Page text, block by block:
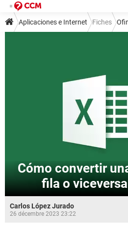
Aplicaciones e Internet Fiches
Cómo convertir
fila o
Carlos López Jurado
26 décembre 2023 23:22